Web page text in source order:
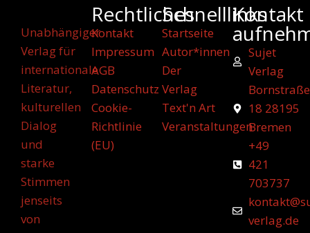
Unabhängiger
Verlag für
internationale
Literatur,
kulturellen
Dialog
und
starke
Stimmen
jenseits
von
Rechtliches
Kontakt
Impressum
AGB
Datenschutz
Cookie-
Richtlinie
(EU)
Schnelllinks
Startseite
Autor*innen
Der
Verlag
Text'n Art
Veranstaltungen
Kontakt
Sujet
Verlag
Bornstraße
18 28195
Bremen
+49
421
703737
verlag.de